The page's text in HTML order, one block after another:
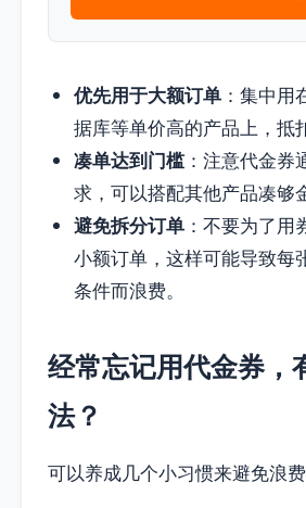
优先用于大额订单 ：集中用
据库等单价高的产品上，抵
凑单达到门槛：注意代金券
求，可以搭配其他产品凑够
避免拆分订单 ：不要为了用
小额订单，这样可能导致每
条件而浪费。
经常忘记用代金券，
法？
可以养成几个小习惯来避免浪费